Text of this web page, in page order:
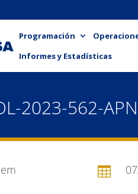
Programación
Informes y Estadísticas
2023-562-
